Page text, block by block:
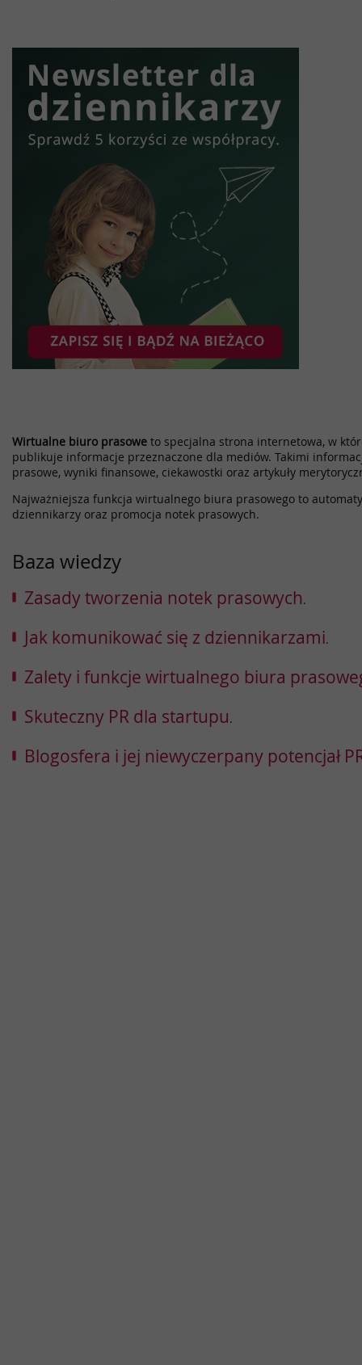
Wirtualne biuro prasowe to specjalna strona internetowa, w
publikuje informacje przeznaczone dla mediów. Takimi
prasowe, wyniki finansowe, ciekawostki oraz artykuły
Najważniejsza funkcja wirtualnego biura prasowego to
dziennikarzy oraz promocja notek prasowych.
Baza wiedzy
Zasady tworzenia notek prasowych.
Jak komunikować się z dziennikarzami.
Zalety i funkcje wirtualnego biura
Skuteczny PR dla startupu.
Blogosfera i jej niewyczerpany potencjał